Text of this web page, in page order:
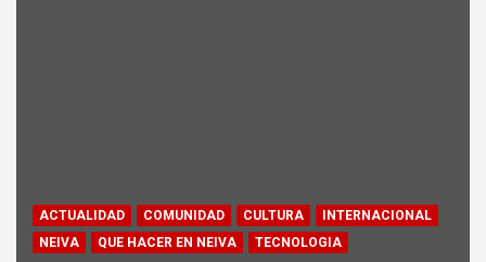
ACTUALIDAD COMUNIDAD CULTURA
INTERNACIONAL
NEIVA
QUE HACER EN NEIVA TECNOLOGIA